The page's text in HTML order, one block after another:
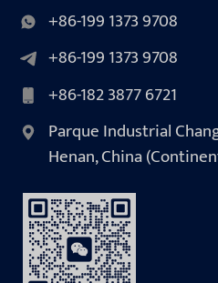
+86-199 1373 9708
+86-199 1373 9708
+86-182 3877 6721
Parque Industrial
Henan, China